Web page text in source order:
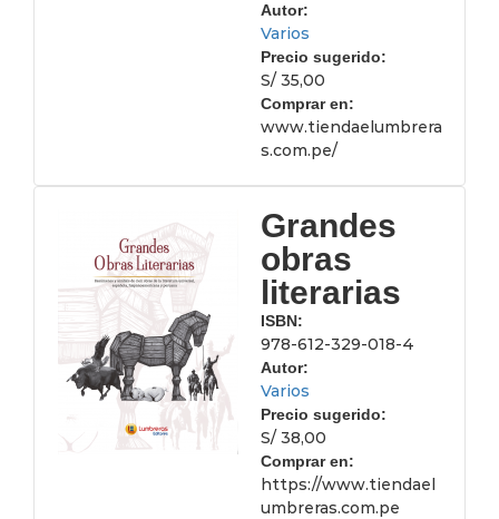
Autor:
Varios
Precio sugerido:
S/ 35,00
Comprar en:
www.tiendaelumbrera
s.com.pe/
Grandes
obras
literarias
ISBN:
978-612-329-018-4
Autor:
Varios
Precio sugerido:
S/ 38,00
Comprar en:
https://www.tiendael
umbreras.com.pe